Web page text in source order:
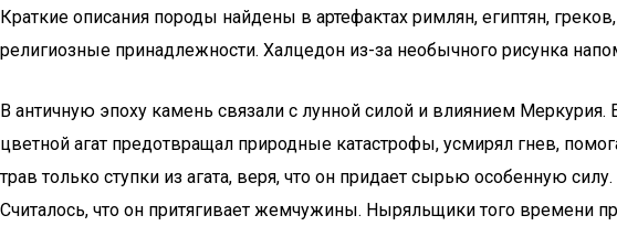
Краткие описания породы найдены в артефактах римлян, египтян,
религиозные принадлежности. Халцедон из-за необычного рисунка
В античную эпоху камень связали с лунной силой и влиянием
цветной агат предотвращал природные катастрофы, усмирял гнев,
трав только ступки из агата, веря, что он придает сырью особенную
Считалось, что он притягивает жемчужины. Ныряльщики того времени